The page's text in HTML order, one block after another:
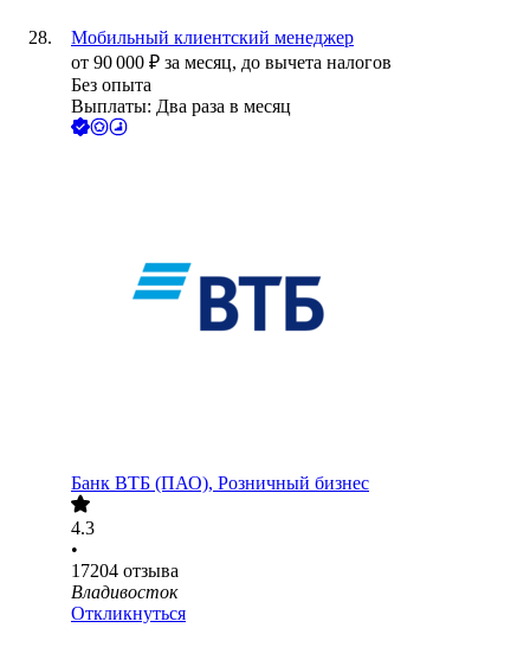
Мобильный клиентский менеджер
от 90 000 ₽ за месяц, до вычета налогов
Без опыта
Выплаты: Два раза в месяц
Банк ВТБ (ПАО), Розничный бизнес
4.3
•
17204 отзыва
Владивосток
Откликнуться